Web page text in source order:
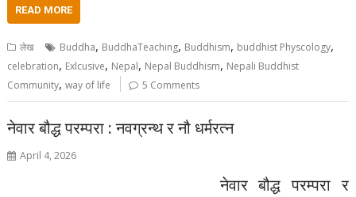
READ MORE
लेख Buddha, BuddhaTeaching, Buddhism, buddhist Physcology,
celebration, Exlcusive, Nepal, Nepal Buddhism, Nepali Buddhist
Community,way of life 5 Comments
नेवार बौद्ध परम्परा : नवग्रन्थ र नौ धर्मरत्न
April 4, 2026
नेवार बौद्ध परम्परा र